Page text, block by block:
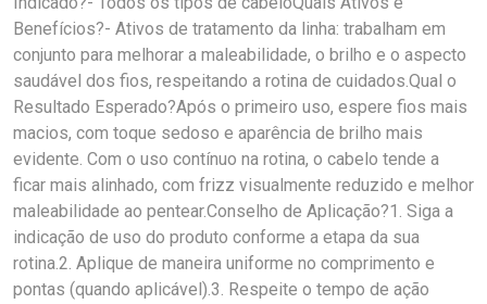
Benefícios?- Ativos de tratamento da linha: trabalham em
conjunto para melhorar a maleabilidade, o brilho e o aspecto
saudável dos fios, respeitando a rotina de cuidados.Qual o
Resultado Esperado?Após o primeiro uso, espere fios mais
macios, com toque sedoso e aparência de brilho mais
evidente. Com o uso contínuo na rotina, o cabelo tende a
ficar mais alinhado, com frizz visualmente reduzido e melhor
maleabilidade ao pentear.Conselho de Aplicação?1. Siga a
indicação de uso do produto conforme a etapa da sua
rotina.2. Aplique de maneira uniforme no comprimento e
pontas (quando aplicável).3. Respeite o tempo de ação